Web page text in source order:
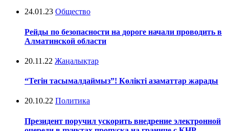
24.01.23 Общество
Рейды по безопасности на дороге начали проводить в
Алматинской области
20.11.22 Жаңалықтар
“Тегін тасымалдаймыз”! Көлікті азаматтар жарады
20.10.22 Политика
Президент поручил ускорить внедрение электронной